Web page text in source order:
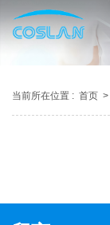
当前所在位置 : 首页 >